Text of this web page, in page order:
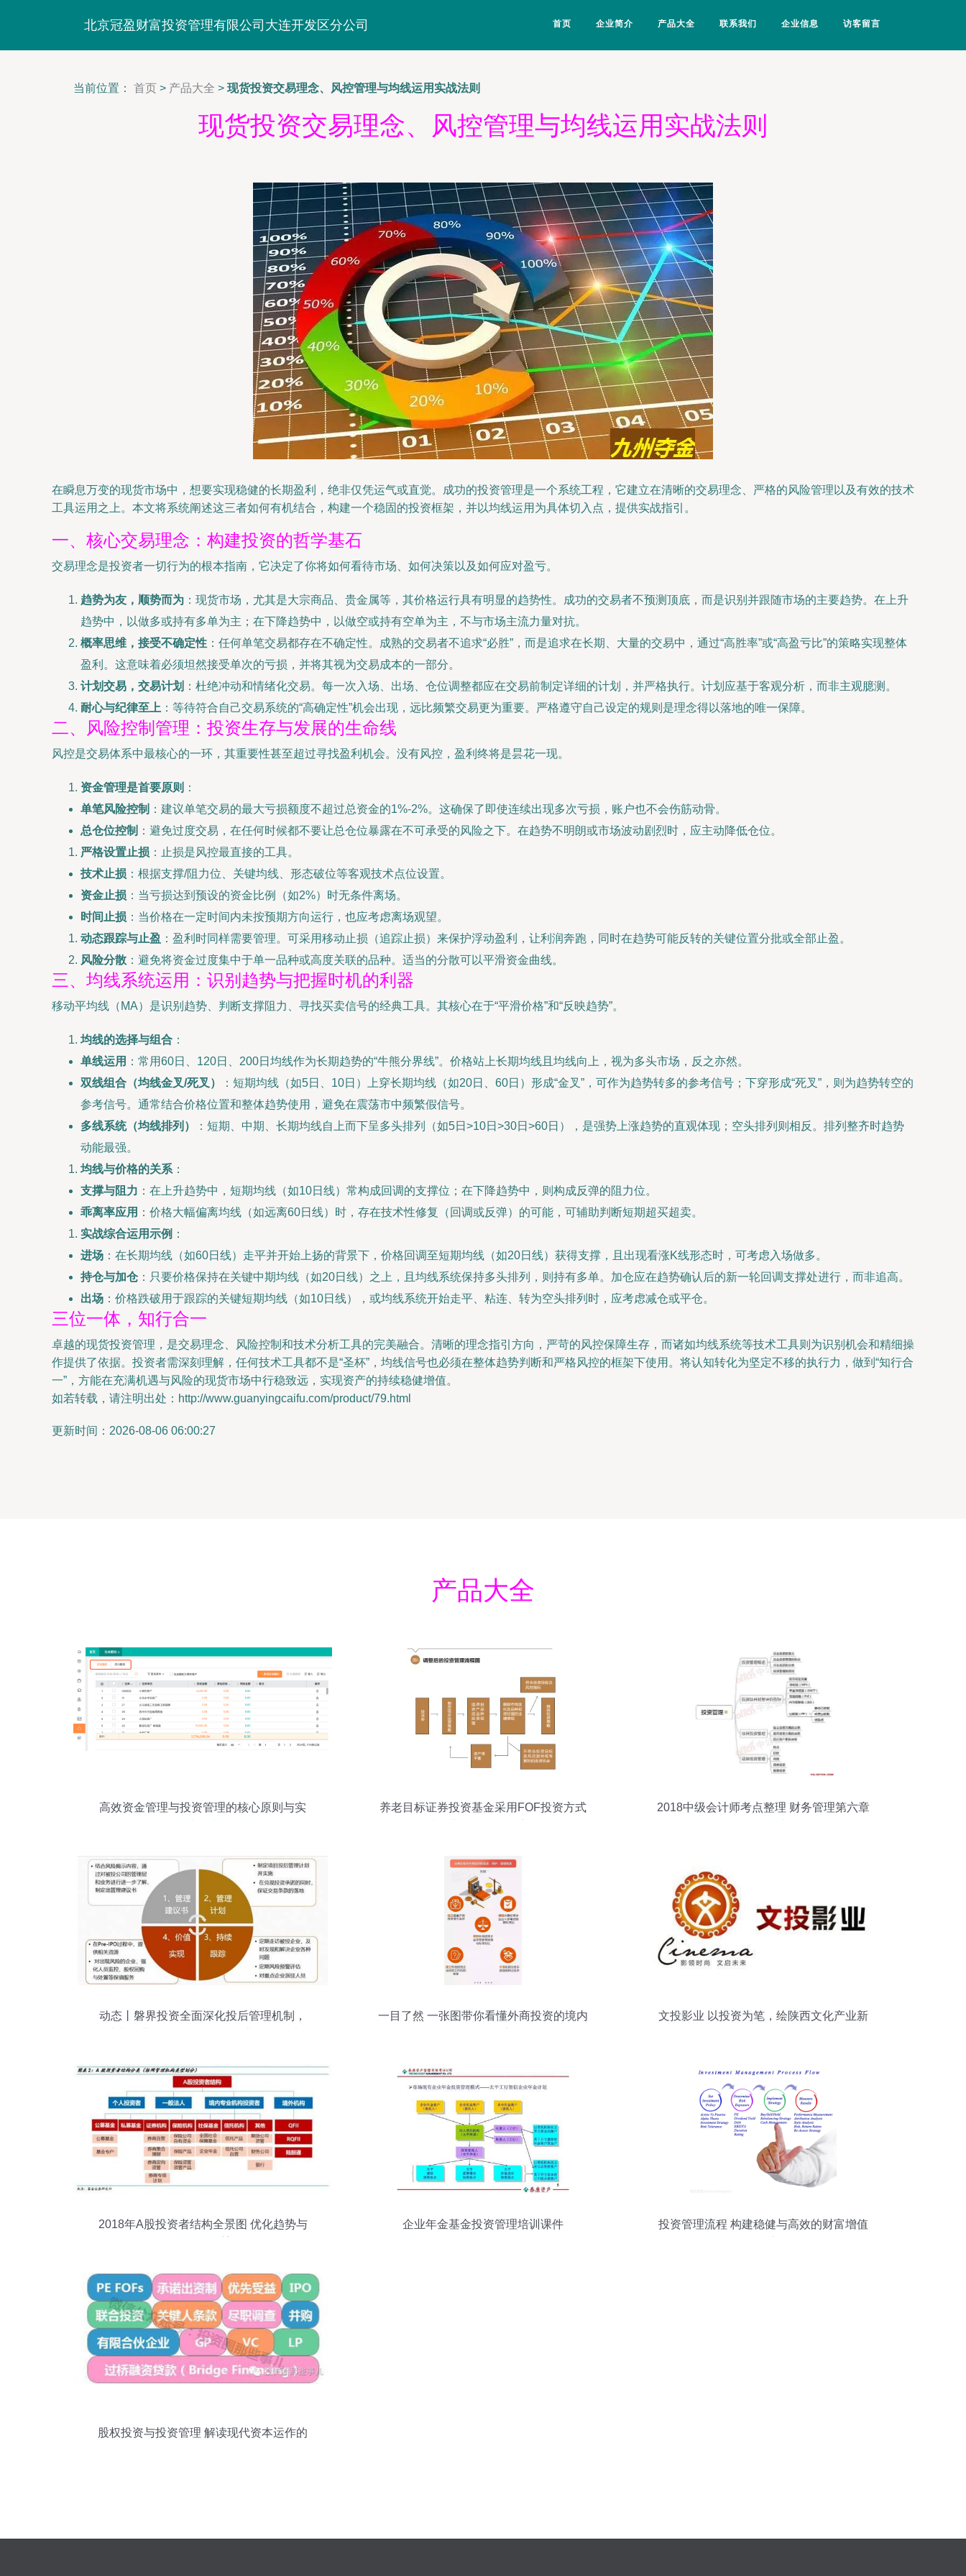
北京冠盈财富投资管理有限公司大连开发区分公司 首页 企业简介 产品大全 联系我们 企业信息 访客留言
当前位置： 首页 > 产品大全 > 现货投资交易理念、风控管理与均线运用实战法则
现货投资交易理念、风控管理与均线运用实战法则
在瞬息万变的现货市场中，想要实现稳健的长期盈利，绝非仅凭运气或直觉。成功的投资管理是一个系统工程，它建立在清晰的交易理念、严格的风险管理以及有效的技术
工具运用之上。本文将系统阐述这三者如何有机结合，构建一个稳固的投资框架，并以均线运用为具体切入点，提供实战指引。
一、核心交易理念：构建投资的哲学基石
交易理念是投资者一切行为的根本指南，它决定了你将如何看待市场、如何决策以及如何应对盈亏。
趋势为友，顺势而为 ：现货市场，尤其是大宗商品、贵金属等，其价格运行具有明显的趋势性。成功的交易者不预测顶底，而是识别并跟随市场的主要趋势。在上升
趋势中，以做多或持有多单为主；在下降趋势中，以做空或持有空单为主，不与市场主流力量对抗。
概率思维，接受不确定性 ：任何单笔交易都存在不确定性。成熟的交易者不追求“必胜”，而是追求在长期、大量的交易中，通过“高胜率”或“高盈亏比”的策略实现整体
盈利。这意味着必须坦然接受单次的亏损，并将其视为交易成本的一部分。
计划交易，交易计划 ：杜绝冲动和情绪化交易。每一次入场、出场、仓位调整都应在交易前制定详细的计划，并严格执行。计划应基于客观分析，而非主观臆测。
耐心与纪律至上 ：等待符合自己交易系统的“高确定性”机会出现，远比频繁交易更为重要。严格遵守自己设定的规则是理念得以落地的唯一保障。
二、风险控制管理：投资生存与发展的生命线
风控是交易体系中最核心的一环，其重要性甚至超过寻找盈利机会。没有风控，盈利终将是昙花一现。
资金管理是首要原则 ：
单笔风险控制 ：建议单笔交易的最大亏损额度不超过总资金的1%-2%。这确保了即使连续出现多次亏损，账户也不会伤筋动骨。
总仓位控制 ：避免过度交易，在任何时候都不要让总仓位暴露在不可承受的风险之下。在趋势不明朗或市场波动剧烈时，应主动降低仓位。
严格设置止损 ：止损是风控最直接的工具。
技术止损 ：根据支撑/阻力位、关键均线、形态破位等客观技术点位设置。
资金止损 ：当亏损达到预设的资金比例（如2%）时无条件离场。
时间止损 ：当价格在一定时间内未按预期方向运行，也应考虑离场观望。
动态跟踪与止盈 ：盈利时同样需要管理。可采用移动止损（追踪止损）来保护浮动盈利，让利润奔跑，同时在趋势可能反转的关键位置分批或全部止盈。
风险分散 ：避免将资金过度集中于单一品种或高度关联的品种。适当的分散可以平滑资金曲线。
三、均线系统运用：识别趋势与把握时机的利器
移动平均线（MA）是识别趋势、判断支撑阻力、寻找买卖信号的经典工具。其核心在于“平滑价格”和“反映趋势”。
均线的选择与组合 ：
单线运用 ：常用60日、120日、200日均线作为长期趋势的“牛熊分界线”。价格站上长期均线且均线向上，视为多头市场，反之亦然。
双线组合（均线金叉/死叉）
：短期均线（如5日、10日）上穿长期均线（如20日、60日）形成“金叉”，可作为趋势转多的参考信号；下穿形成“死叉”，则为趋势转空的
参考信号。通常结合价格位置和整体趋势使用，避免在震荡市中频繁假信号。
多线系统（均线排列）
：短期、中期、长期均线自上而下呈多头排列（如5日>10日>30日>60日），是强势上涨趋势的直观体现；空头排列则相反。排列整齐时趋势
动能最强。
均线与价格的关系 ：
支撑与阻力 ：在上升趋势中，短期均线（如10日线）常构成回调的支撑位；在下降趋势中，则构成反弹的阻力位。
乖离率应用 ：价格大幅偏离均线（如远离60日线）时，存在技术性修复（回调或反弹）的可能，可辅助判断短期超买超卖。
实战综合运用示例 ：
进场 ：在长期均线（如60日线）走平并开始上扬的背景下，价格回调至短期均线（如20日线）获得支撑，且出现看涨K线形态时，可考虑入场做多。
持仓与加仓 ：只要价格保持在关键中期均线（如20日线）之上，且均线系统保持多头排列，则持有多单。加仓应在趋势确认后的新一轮回调支撑处进行，而非追高。
出场 ：价格跌破用于跟踪的关键短期均线（如10日线），或均线系统开始走平、粘连、转为空头排列时，应考虑减仓或平仓。
三位一体，知行合一
卓越的现货投资管理，是交易理念、风险控制和技术分析工具的完美融合。清晰的理念指引方向，严苛的风控保障生存，而诸如均线系统等技术工具则为识别机会和精细操
作提供了依据。投资者需深刻理解，任何技术工具都不是“圣杯”，均线信号也必须在整体趋势判断和严格风控的框架下使用。将认知转化为坚定不移的执行力，做到“知行合
一”，方能在充满机遇与风险的现货市场中行稳致远，实现资产的持续稳健增值。
如若转载，请注明出处：http://www.guanyingcaifu.com/product/79.html
更新时间：2026-08-06 06:00:27
产品大全
高效资金管理与投资管理的核心原则与实
养老目标证券投资基金采用FOF投资方式
2018中级会计师考点整理 财务管理第六章
动态丨磐界投资全面深化投后管理机制，
一目了然 一张图带你看懂外商投资的境内
文投影业 以投资为笔，绘陕西文化产业新
2018年A股投资者结构全景图 优化趋势与
企业年金基金投资管理培训课件
投资管理流程 构建稳健与高效的财富增值
股权投资与投资管理 解读现代资本运作的